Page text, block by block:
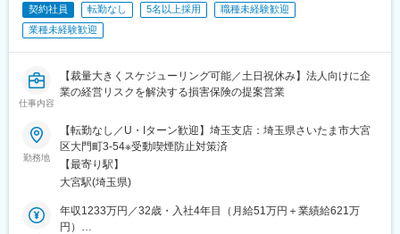
契約社員 転勤なし 5名以上採用
職種未経験歓迎
業種未経験歓迎
仕事内容
【裁量大きくスケジューリング可能／土日祝休み】法人向けに企
業の経営リスクを解決する損害保険の提案営業
勤務地
【転勤なし／U・Iターン歓迎】埼玉支店：埼玉県さいたま市大宮
区大門町3-54※受動喫煙防止対策済
【最寄り駅】
大宮駅(埼玉県)
年収1233万円／32歳・入社4年目（月給51万円＋業績給621万
円）